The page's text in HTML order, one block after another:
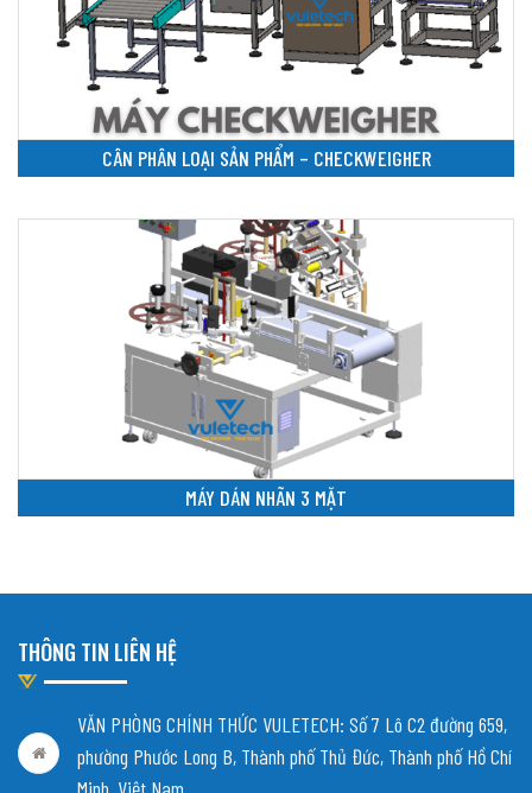
CÂN PHÂN LOẠI SẢN PHẨM – CHECKWEIGHER
MÁY DÁN NHÃN 3 MẶT
THÔNG TIN LIÊN HỆ
VĂN PHÒNG CHÍNH THỨC VULETECH: Số 7 Lô C2 đường 659,
phường Phước Long B, Thành phố Thủ Đức, Thành phố Hồ Chí